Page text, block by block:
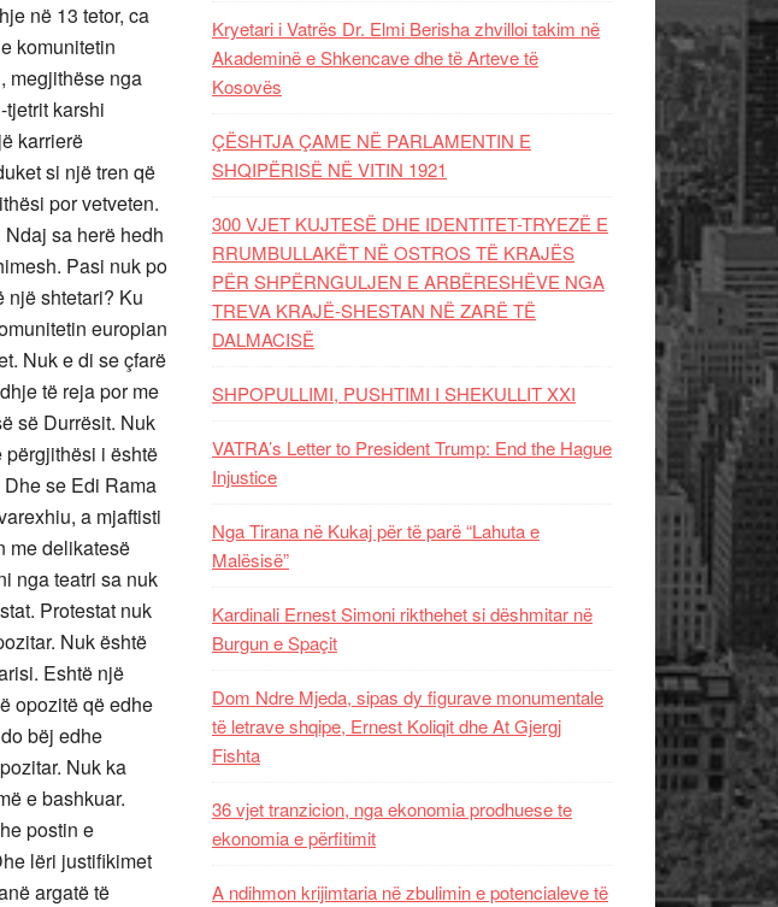
në 13 tetor, ca
komunitetin
megjithëse nga
karshi
karrierë
si një tren që
por vetveten.
sa herë hedh
Pasi nuk po
një shtetari? Ku
europian
Nuk e di se çfarë
të reja por me
së Durrësit. Nuk
përgjithësi i është
se Edi Rama
a mjaftisti
me delikatesë
nga teatri sa nuk
Protestat nuk
Nuk është
Eshtë një
opozitë që edhe
bëj edhe
Nuk ka
e bashkuar.
postin e
lëri justifikimet
argatë të
Kryetari i Vatrës Dr. Elmi Berisha zhvilloi takim në
Akademinë e Shkencave dhe të Arteve të
Kosovës
ÇËSHTJA ÇAME NË PARLAMENTIN E
SHQIPËRISË NË VITIN 1921
300 VJET KUJTESË DHE IDENTITET-TRYEZË E
RRUMBULLAKËT NË OSTROS TË KRAJËS
PËR SHPËRNGULJEN E ARBËRESHËVE NGA
TREVA KRAJË-SHESTAN NË ZARË TË
DALMACISË
SHPOPULLIMI, PUSHTIMI I SHEKULLIT XXI
VATRA’s Letter to President Trump: End the Hague
Injustice
Nga Tirana në Kukaj për të parë “Lahuta e
Malësisë”
Kardinali Ernest Simoni rikthehet si dëshmitar në
Burgun e Spaçit
Dom Ndre Mjeda, sipas dy figurave monumentale
të letrave shqipe, Ernest Koliqit dhe At Gjergj
Fishta
36 vjet tranzicion, nga ekonomia prodhuese te
ekonomia e përfitimit
A ndihmon krijimtaria në zbulimin e potencialeve të